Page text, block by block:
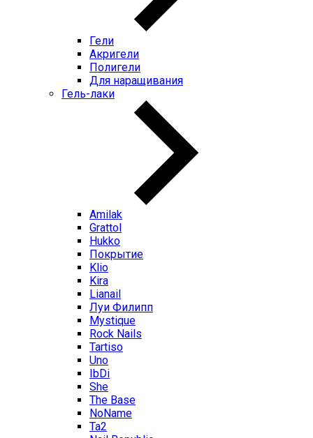
Гели
Акригели
Полигели
Для наращивания
Гель-лаки
Amilak
Grattol
Hukko
Покрытие
Klio
Kira
Lianail
Луи Филипп
Mystique
Rock Nails
Tartiso
Uno
IbDi
She
The Base
NoName
Ta2